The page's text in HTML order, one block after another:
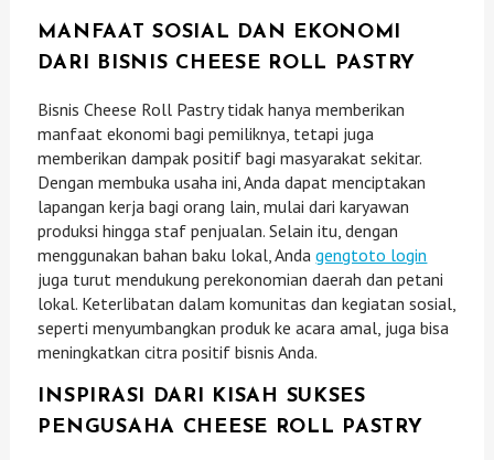
MANFAAT SOSIAL DAN EKONOMI
DARI BISNIS CHEESE ROLL PASTRY
Bisnis Cheese Roll Pastry tidak hanya memberikan
manfaat ekonomi bagi pemiliknya, tetapi juga
memberikan dampak positif bagi masyarakat sekitar.
Dengan membuka usaha ini, Anda dapat menciptakan
lapangan kerja bagi orang lain, mulai dari karyawan
produksi hingga staf penjualan. Selain itu, dengan
menggunakan bahan baku lokal, Andagengtoto login
juga turut mendukung perekonomian daerah dan petani
lokal. Keterlibatan dalam komunitas dan kegiatan sosial,
seperti menyumbangkan produk ke acara amal, juga bisa
meningkatkan citra positif bisnis Anda.
INSPIRASI DARI KISAH SUKSES
PENGUSAHA CHEESE ROLL PASTRY